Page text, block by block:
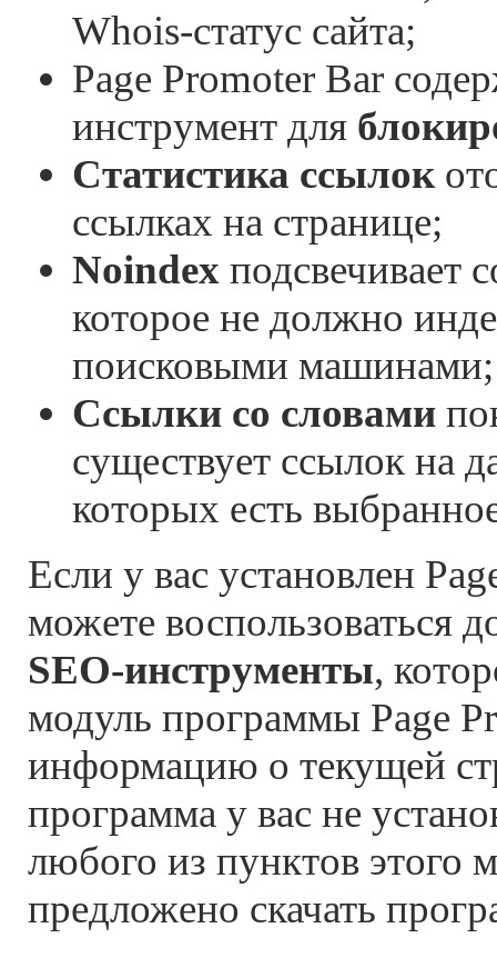
Whois-статус сайта;
Page Promoter Bar
инструмент для
Статистика ссылок
ссылках на странице;
Noindex подсвечивает
которое не должно
поисковыми машинами;
Ссылки со словами
существует ссылок на
которых есть
Если у вас установлен
можете воспользоваться
SEO-инструменты,
модуль программы Page
информацию о текущей
программа у вас не
любого из пунктов этого
предложено скачать